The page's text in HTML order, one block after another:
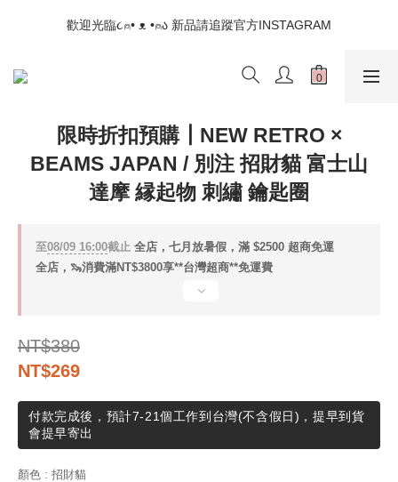
📣如果遇到結帳沒有反應，請另開瀏覽器 (不要直接從ig連結網站
下單)
歡迎光臨૮⍝• ᴥ •⍝ა 新品請追蹤官方INSTAGRAM
📣如果遇到結帳沒有反應，請另開瀏覽器 (不要直接從ig連結網站
限時折扣預購┃NEW RETRO ×
BEAMS JAPAN / 別注 招財貓 富士山
達摩 縁起物 刺繡 鑰匙圈
至08/09 16:00截止 全店，七月放暑假，滿 $2500 超商免運
全店，🦦消費滿NT$3800享**台灣超商**免運費
NT$380
NT$269
付款完成後，預計7-21個工作到台灣(不含假日)，提早到貨
會提早寄出
顏色 : 招財貓